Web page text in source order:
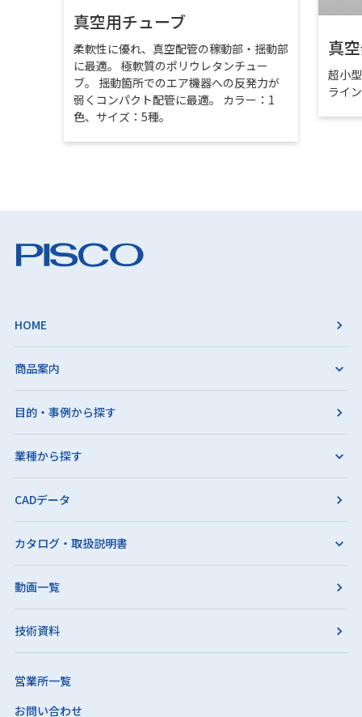
真空用チューブ
柔軟性に優れ、真空配管の稼動部・揺動部
に最適。 極軟質のポリウレタンチュー
ブ。 揺動箇所でのエア機器への反発力が
弱くコンパクト配管に最適。 カラー：1
色、サイズ：5種。
真
超小
ライ
HOME
商品案内
目的・事例から探す
業種から探す
CADデータ
カタログ・取扱説明書
動画一覧
技術資料
営業所一覧
お問い合わせ